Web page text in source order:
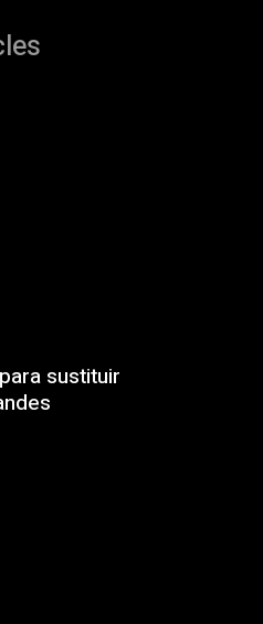
sustituir